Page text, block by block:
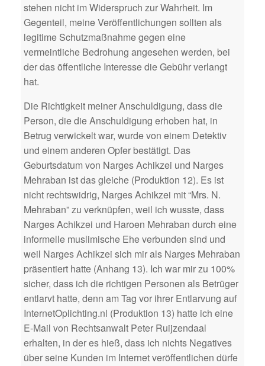
stehen nicht im Widerspruch zur Wahrheit. Im
Gegenteil, meine Veröffentlichungen sollten als
legitime Schutzmaßnahme gegen eine
vermeintliche Bedrohung angesehen werden, bei
der das öffentliche Interesse die Gebühr verlangt
hat.
Die Richtigkeit meiner Anschuldigung, dass die
Person, die die Anschuldigung erhoben hat, in
Betrug verwickelt war, wurde von einem Detektiv
und einem anderen Opfer bestätigt. Das
Geburtsdatum von Narges Achikzei und Narges
Mehraban ist das gleiche (Produktion 12). Es ist
nicht rechtswidrig, Narges Achikzei mit “Mrs. N.
Mehraban” zu verknüpfen, weil ich wusste, dass
Narges Achikzei und Haroen Mehraban durch eine
informelle muslimische Ehe verbunden sind und
weil Narges Achikzei sich mir als Narges Mehraban
präsentiert hatte (Anhang 13). Ich war mir zu 100%
sicher, dass ich die richtigen Personen als Betrüger
entlarvt hatte, denn am Tag vor ihrer Entlarvung auf
InternetOplichting.nl (Produktion 13) hatte ich eine
E-Mail von Rechtsanwalt Peter Ruijzendaal
erhalten, in der es hieß, dass ich nichts Negatives
über seine Kunden im Internet veröffentlichen dürfe